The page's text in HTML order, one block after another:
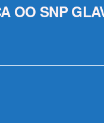
OO SNP